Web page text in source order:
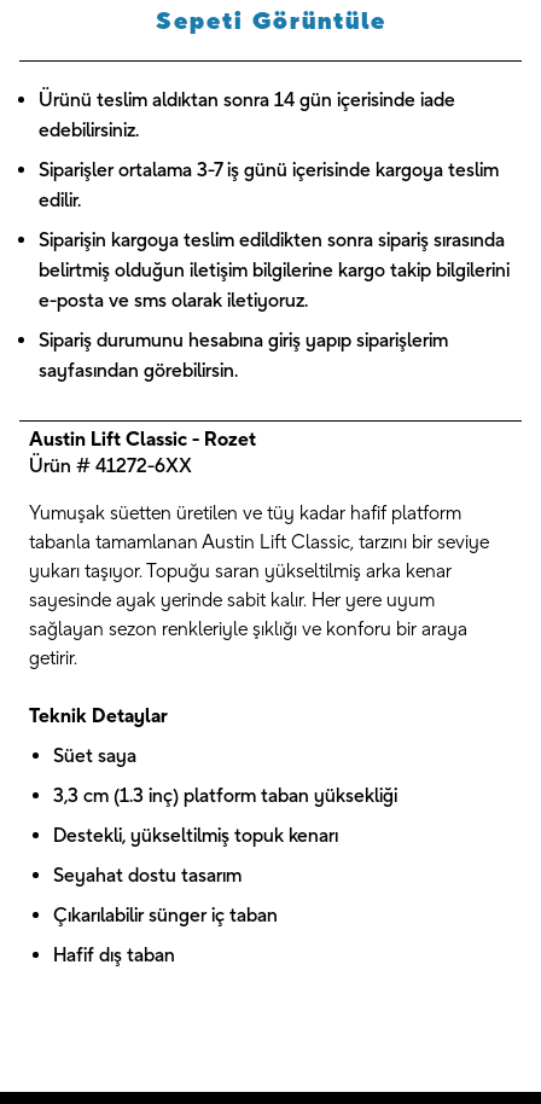
Sepeti Görüntüle
Ürünü teslim aldıktan sonra 14 gün içerisinde iade
edebilirsiniz.
Siparişler ortalama 3-7 iş günü içerisinde kargoya teslim
edilir.
Siparişin kargoya teslim edildikten sonra sipariş sırasında
belirtmiş olduğun iletişim bilgilerine kargo takip bilgilerini
e-posta ve sms olarak iletiyoruz.
Sipariş durumunu hesabına giriş yapıp siparişlerim
sayfasından görebilirsin.
Austin Lift Classic - Rozet
Ürün # 41272-6XX
Yumuşak süetten üretilen ve tüy kadar hafif platform
tabanla tamamlanan Austin Lift Classic, tarzını bir seviye
yukarı taşıyor. Topuğu saran yükseltilmiş arka kenar
sayesinde ayak yerinde sabit kalır. Her yere uyum
sağlayan sezon renkleriyle şıklığı ve konforu bir araya
getirir.
Teknik Detaylar
Süet saya
3,3 cm (1.3 inç) platform taban yüksekliği
Destekli, yükseltilmiş topuk kenarı
Seyahat dostu tasarım
Çıkarılabilir sünger iç taban
Hafif dış taban